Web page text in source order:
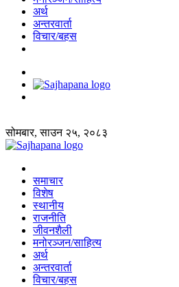
अर्थ
अन्तरवार्ता
विचार/बहस
सोमबार, साउन २५, २०८३
समाचार
विशेष
स्थानीय
राजनीति
जीवनशैली
मनोरञ्जन/साहित्य
अर्थ
अन्तरवार्ता
विचार/बहस